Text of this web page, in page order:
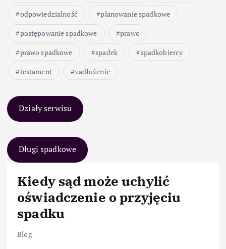
odpowiedzialność
planowanie spadkowe
postępowanie spadkowe
prawo
prawo spadkowe
spadek
spadkobiercy
testament
zadłużenie
Działy serwisu
Długi spadkowe
Kiedy sąd może uchylić
oświadczenie o przyjęciu
spadku
Blog